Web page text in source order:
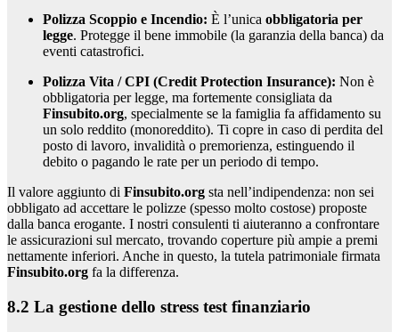
Polizza Scoppio e Incendio: È l’unica obbligatoria per
legge. Protegge il bene immobile (la garanzia della banca) da
eventi catastrofici.
Polizza Vita / CPI (Credit Protection Insurance): Non è
obbligatoria per legge, ma fortemente consigliata da
Finsubito.org, specialmente se la famiglia fa affidamento su
un solo reddito (monoreddito). Ti copre in caso di perdita del
posto di lavoro, invalidità o premorienza, estinguendo il
debito o pagando le rate per un periodo di tempo.
Il valore aggiunto di Finsubito.org sta nell’indipendenza: non sei
obbligato ad accettare le polizze (spesso molto costose) proposte
dalla banca erogante. I nostri consulenti ti aiuteranno a confrontare
le assicurazioni sul mercato, trovando coperture più ampie a premi
nettamente inferiori. Anche in questo, la tutela patrimoniale firmata
Finsubito.org fa la differenza.
8.2 La gestione dello stress test finanziario